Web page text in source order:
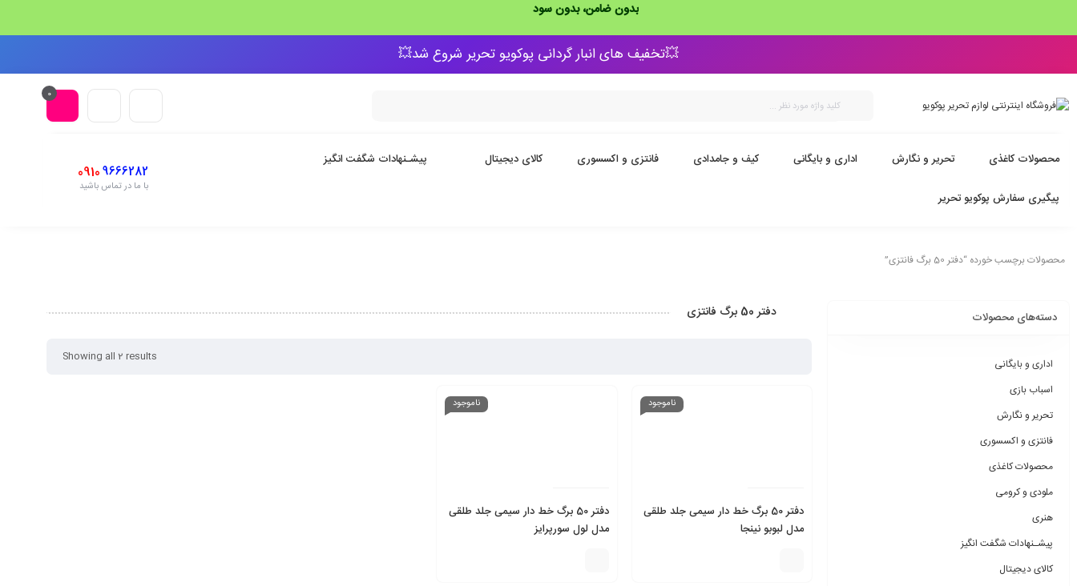
بدون ضامن، بدون سود
💥تخفیف های انبار گردانی پوکویو تحریر شروع شد💥
0
محصولات کاغذی تحریر و نگارش اداری و بایگانی کیف و جامدادی فانتزی و اکسسوری کالای دیجیتال پیشـنهادات شگفت انگیز
پیگیری سفارش پوکویو تحریر
9666282
0910
با ما در تماس باشید
محصولات برچسب خورده “دفتر 50 برگ فانتزی”
دسته‌های محصولات
اداری و بایگانی
اسباب بازی
تحریر و نگارش
فانتزی و اکسسوری
محصولات کاغذی
ملودی و کرومی
هنری
پیشـنهادات شگفت انگیز
کالای دیجیتال
دفتر 50 برگ فانتزی
Showing all 2 results
ناموجود
دفتر 50 برگ خط دار سیمی جلد طلقی
مدل لبوبو نینجا
ناموجود
دفتر 50 برگ خط دار سیمی جلد طلقی
مدل لول سورپرایز